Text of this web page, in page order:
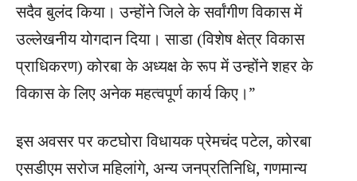
सदैव बुलंद किया। उन्होंने जिले के सर्वांगीण विकास में
उल्लेखनीय योगदान दिया। साडा (विशेष क्षेत्र विकास
प्राधिकरण) कोरबा के अध्यक्ष के रूप में उन्होंने शहर के
विकास के लिए अनेक महत्वपूर्ण कार्य किए।”
इस अवसर पर कटघोरा विधायक प्रेमचंद पटेल, कोरबा
एसडीएम सरोज महिलांगे, अन्य जनप्रतिनिधि, गणमान्य